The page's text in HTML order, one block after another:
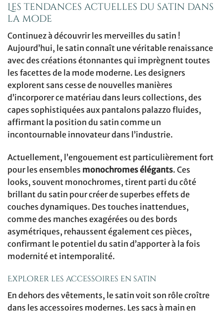
Les tendances actuelles du satin dans
la mode
Continuez à découvrir les merveilles du satin !
Aujourd’hui, le satin connaît une véritable renaissance
avec des créations étonnantes qui imprègnent toutes
les facettes de la mode moderne. Les designers
explorent sans cesse de nouvelles manières
d’incorporer ce matériau dans leurs collections, des
capes sophistiquées aux pantalons palazzo fluides,
affirmant la position du satin comme un
incontournable innovateur dans l’industrie.
Actuellement, l’engouement est particulièrement fort
pour les ensembles monochromes élégants. Ces
looks, souvent monochromes, tirent parti du côté
brillant du satin pour créer de superbes effets de
couches dynamiques. Des touches inattendues,
comme des manches exagérées ou des bords
asymétriques, rehaussent également ces pièces,
confirmant le potentiel du satin d’apporter à la fois
modernité et intemporalité.
Explorer les accessoires en satin
En dehors des vêtements, le satin voit son rôle croître
dans les accessoires modernes. Les sacs à main en